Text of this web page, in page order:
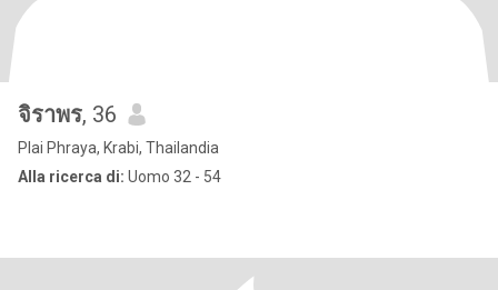
จิราพร, 36
Plai Phraya, Krabi, Thailandia
Alla ricerca di: Uomo 32 - 54